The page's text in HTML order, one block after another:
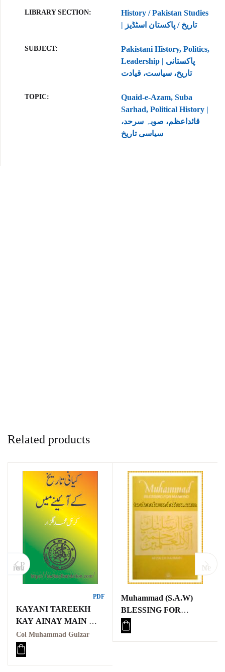
LIBRARY SECTION
History / Pakistan Studies
| تاریخ / پاکستان اسٹڈیز
SUBJECT
Pakistani History, Politics,
Leadership | پاکستانی
تاریخ، سیاست، قیادت
TOPIC
Quaid-e-Azam, Suba
Sarhad, Political History |
قائداعظم، صوبہ سرحد،
سیاسی تاریخ
Related products
P
revious
PDF
KAYANI TAREEKH
KAY AINAY MAIN
کیانی تاریخ کے آئینے میں
Col Muhammad Gulzar
Muhammad (S.A.W)
BLESSING FOR
MANKIND
Next